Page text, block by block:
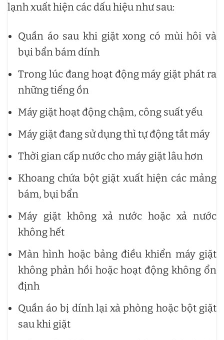
lạnh xuất hiện các dấu hiệu như sau:
Quần áo sau khi giặt xong có mùi hôi và
bụi bẩn bám dính
Trong lúc đang hoạt động máy giặt phát ra
những tiếng ồn
Máy giặt hoạt động chậm, công suất yếu
Máy giặt đang sử dụng thì tự động tắt máy
Thời gian cấp nước cho máy giặt lâu hơn
Khoang chứa bột giặt xuất hiện các mảng
bám, bụi bẩn
Máy giặt không xả nước hoặc xả nước
không hết
Màn hình hoặc bảng điều khiển máy giặt
không phản hồi hoặc hoạt động không ổn
định
Quần áo bị dính lại xà phòng hoặc bột giặt
sau khi giặt